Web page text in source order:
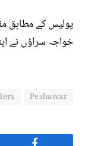
پولیس کے مطابق
خواجہ سراؤں نے
Peshawar